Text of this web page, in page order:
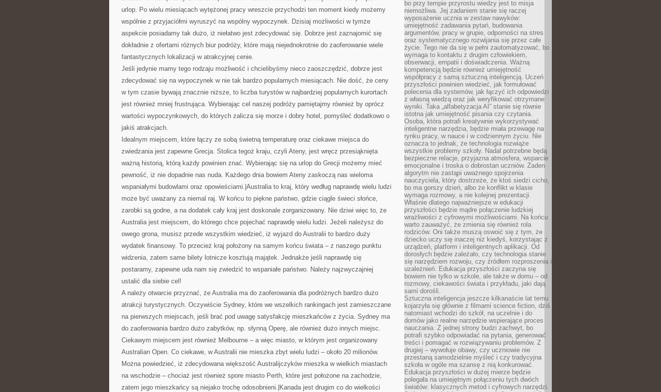
urlop. Po wielu miesiącach wytężonej pracy wreszcie przychodzi ten moment kiedy możemy
wspólnie z przyjaciółmi wyruszyć na wspólny wypoczynek. Dzisiaj możliwości w tymże
aspekcie posiadamy tak dużo, iż niełatwo jest zdecydować się. Dobrze jest zaznajomić się
dokładnie z ofertami różnych biur podróży, które mają niejednokrotnie do zaoferowanie wiele
fantastycznych lokalizacji w atrakcyjnej cenie.
Jeśli jedynie mamy tego rodzaju możliwość i chcielibyśmy nieco zaoszczędzić, dobrze jest
zdecydować się na wypoczynek w nie tak bardzo popularnych miesiącach. Nie dość, że ceny
w tym czasie bywają znacznie niższe, to liczba turystów w najbardziej popularnych kurortach
jest również mniej frustrująca. Wybierając cel naszej podróży pamiętajmy również by oprócz
wartości wypoczynkowych, do których zalicza się morze i dobry hotel, pomyśleć dodatkowo o
jakiś atrakcjach.
Idealnym miejscem, które łączy ze sobą świetną temperaturę oraz ciekawe miejsca do
zwiedzania jest zapewne Grecja. Stolica tegoż kraju, czyli Ateny, jest wręcz przesiąknięta
ważną historią, którą każdy powinien znać. Wybierając się na urlop do Grecji możemy mieć
pewność, iż nie dopadnie nas nuda. Każdego dnia bowiem Ateny zaskoczą nas wieloma
wspaniałymi budowlami oraz opowieściami.|Australia to kraj, który według naprawdę wielu ludzi
może być uważany za niemal raj. W końcu to piękne państwo, gdzie ciągle świeci słońce,
zarobki są godne, a na dodatek cały kraj jest doskonale zorganizowany. Nie dziwi więc to, że
Australia jest miejscem, do którego chce pojechać naprawdę wielu ludzi. Jeżeli należysz do
owego grona, musisz przede wszystkim wiedzieć, iż wyjazd do Australii to bardzo duży
wydatek finansowy. To przecież kraj położony na samym końcu świata – z naszego punktu
widzenia, zatem same bilety lotnicze kosztują majątek. Jednakże jeśli naprawdę się
postaramy, zapewne uda nam się zwiedzić to wspaniałe państwo. Należy najzwyczajniej
ustalić dla siebie cel!
A należy otwarcie przyznać, że Australia ma do zaoferowania dla podróżnych bardzo dużo
atrakcji turystycznych. Oczywiście Sydney, które we wszelkich rankingach jest zamieszczane
na pierwszych miejscach, jeśli brać pod uwagę satysfakcję mieszkańców z życia. Sydney ma
do zaoferowania bardzo dużo zabytków, np. słynną Operę, ale również dużo innych miejsc.
Ciekawym miejscem jest również Melbourne – a więc miasto, w którym jest organizowany
Australian Open. Co ciekawe, w Australii nie mieszka zbyt wielu ludzi – około 20 milionów.
Można powiedzieć, iż zdecydowana większość Australijczyków mieszka w wielkich miastach
na wschodzie – chociaż jest również spore miasto Perth, które jest położone na zachodzie,
zatem jego mieszkańcy są niejako trochę odosobnieni.|Kanada jest drugim co do wielkości
bo przy tempie przyrostu wiedzy jest to misja
niemożliwa. Jej zadaniem stanie się raczej
wyposażenie ucznia w zestaw nawyków:
umiejętność zadawania pytań, budowania
argumentów, pracy w grupie, odporności na stres
oraz systematycznego rozwijania się przez całe
życie. Tego nie da się w pełni zautomatyzować, bo
wymaga to kontaktu z drugim człowiekiem,
obserwacji, empatii i doświadczenia. Ważną
kompetencją będzie również umiejętność
współpracy z samą sztuczną inteligencją. Uczeń
przyszłości powinien wiedzieć, jak formułować
polecenia dla systemów, jak łączyć ich odpowiedzi
z własną wiedzą oraz jak weryfikować otrzymane
wyniki. Taka „alfabetyzacja AI” stanie się równie
istotna jak umiejętność pisania czy czytania.
Osoba, która potrafi kreatywnie wykorzystywać
inteligentne narzędzia, będzie miała przewagę na
rynku pracy, w nauce i w codziennym życiu. Nie
oznacza to jednak, że technologia rozwiąże
wszystkie problemy szkoły. Nadal potrzebne będą
bezpieczne relacje, przyjazna atmosfera, wsparcie
emocjonalne i troska o dobrostan uczniów. Żaden
algorytm nie zastąpi uważnego spojrzenia
nauczyciela, który dostrzeże, że ktoś siedzi cicho,
bo ma gorszy dzień, albo że konflikt w klasie
wymaga rozmowy, a nie kolejnej prezentacji.
Właśnie dlatego najważniejsze w edukacji
przyszłości będzie mądre połączenie ludzkiej
wrażliwości z cyfrowymi możliwościami. Na końcu
warto zauważyć, że zmienia się również rola
rodziców. Oni także muszą oswoić się z tym, że
dziecko uczy się inaczej niż kiedyś, korzystając z
urządzeń, platform i inteligentnych aplikacji. Od
dorosłych będzie zależało, czy technologia stanie
się narzędziem rozwoju, czy źródłem rozproszenia i
uzależnień. Edukacja przyszłości zaczyna się
bowiem nie tylko w szkole, ale także w domu – od
rozmowy, ciekawości świata i przykładu, jaki dają
sami dorośli.
Sztuczna inteligencja jeszcze kilkanaście lat temu
kojarzyła się głównie z filmami science fiction, dziś
natomiast wchodzi do szkół, na uczelnie i do
domów jako realne narzędzie wspierające proces
nauczania. Z jednej strony budzi zachwyt, bo
potrafi szybko odpowiadać na pytania, generować
treści i pomagać w rozwiązywaniu problemów. Z
drugiej – wywołuje obawy, czy uczniowie nie
przestaną samodzielnie myśleć i czy tradycyjna
szkoła w ogóle ma szansę z nią konkurować.
Edukacja przyszłości w dużej mierze będzie
polegała na umiejętnym połączeniu tych dwóch
światów: klasycznych metod i cyfrowych narzędzi.